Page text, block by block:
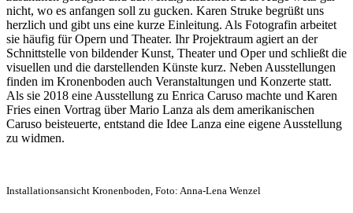
nicht, wo es anfangen soll zu gucken. Karen Struke begrüßt uns
herzlich und gibt uns eine kurze Einleitung. Als Fotografin arbeitet
sie häufig für Opern und Theater. Ihr Projektraum agiert an der
Schnittstelle von bildender Kunst, Theater und Oper und schließt die
visuellen und die darstellenden Künste kurz. Neben Ausstellungen
finden im Kronenboden auch Veranstaltungen und Konzerte statt.
Als sie 2018 eine Ausstellung zu Enrica Caruso machte und Karen
Fries einen Vortrag über Mario Lanza als dem amerikanischen
Caruso beisteuerte, entstand die Idee Lanza eine eigene Ausstellung
zu widmen.
Installationsansicht Kronenboden, Foto: Anna-Lena Wenzel